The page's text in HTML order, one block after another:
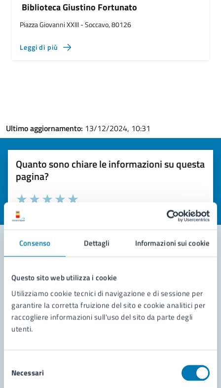
Consenso Dettagli Informazioni sui cookie
Questo sito web utilizza i cookie
Utilizziamo cookie tecnici di navigazione e di sessione per
garantire la corretta fruizione del sito e cookie analitici per
raccogliere informazioni sull'uso del sito da parte degli
utenti.
delNecessari
Biblioteca Giustino Fortunato
Piazza Giovanni XXIII - Soccavo, 80126
Leggi di più
Ultimo aggiornamento: 13/12/2024, 10:31
Quanto sono chiare le informazioni su questa
pagina?
Valuta la chiarezza delle informazioni (da 1 a 5 stelle)
Seleziona il numero di stelle per valutare la chiarezza delle
Valuta 1 stelle su 5
Richiedi assistenza
Segnala disservizio